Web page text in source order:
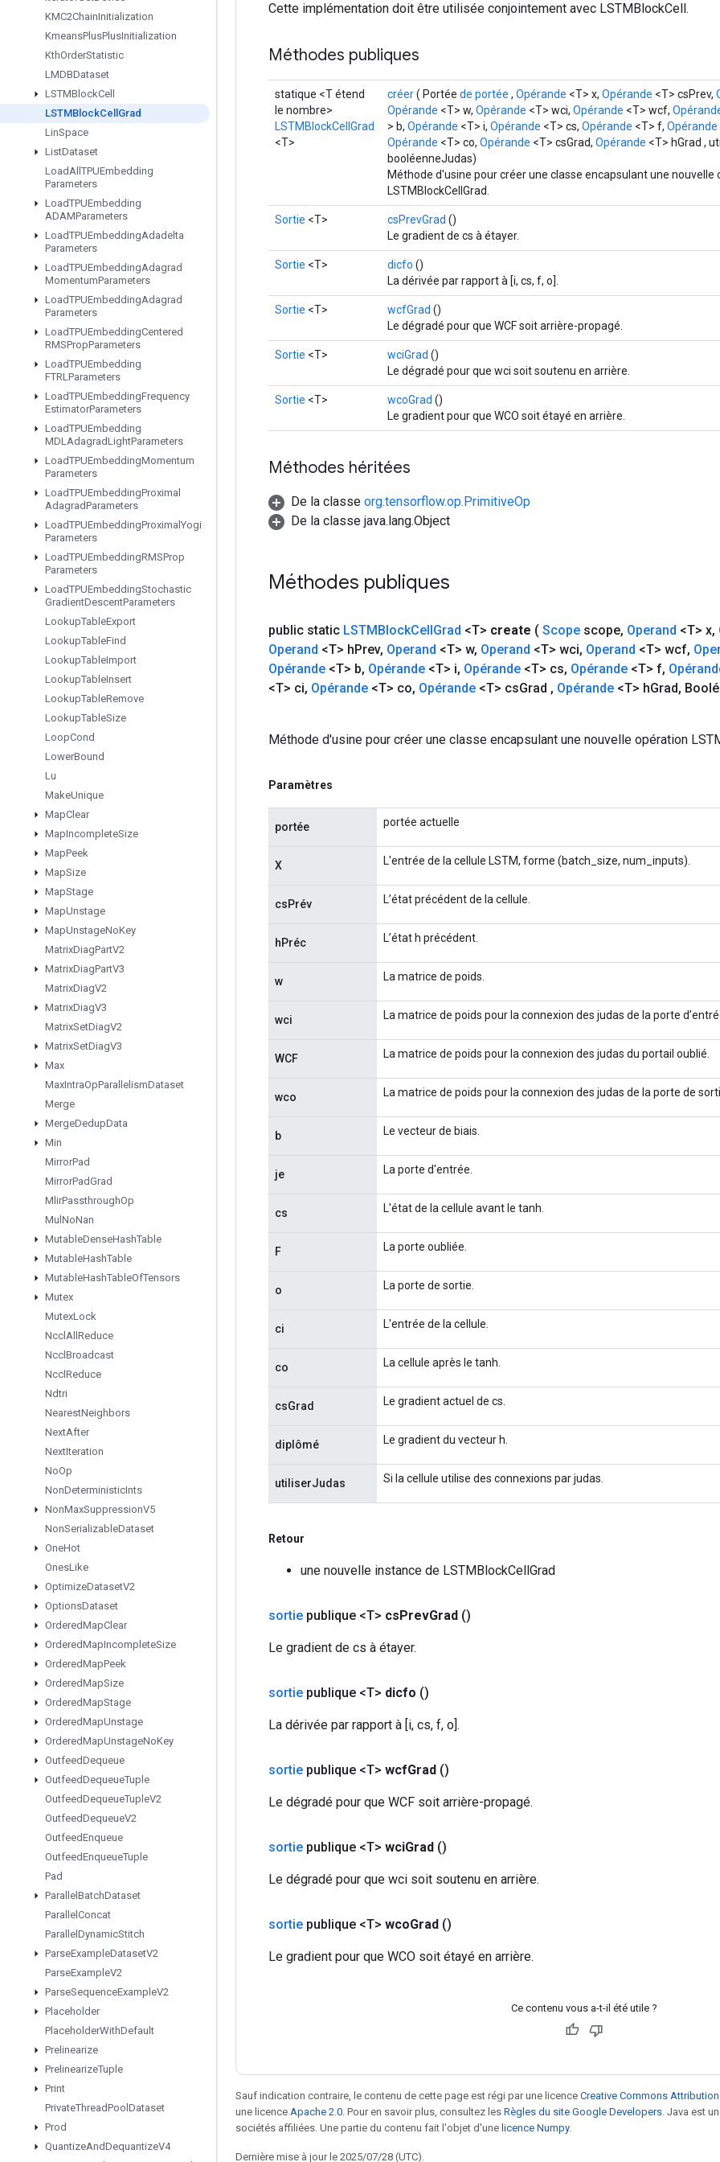
KMC2ChainInitialization
KmeansPlusPlusInitialization
KthOrderStatistic
LMDBDataset
LSTMBlockCell
LSTMBlockCell Grad
LinSpace
ListDataset
LoadAll TPUEmbedding
Parameters
LoadTPUEmbedding
ADAMParameters
LoadTPUEmbeddingAdadelta
Parameters
LoadTPUEmbeddingAdagrad
MomentumParameters
LoadTPUEmbeddingAdagrad
Parameters
LoadTPUEmbeddingCentered
RMSPropParameters
LoadTPUEmbedding
FTRLParameters
LoadTPUEmbeddingFrequency
EstimatorParameters
LoadTPUEmbedding
MDLAdagradLightParameters
LoadTPUEmbeddingMomentum
Parameters
LoadTPUEmbeddingProximal
AdagradParameters
LoadTPUEmbeddingProximal Yogi
Parameters
LoadTPUEmbeddingRMSProp
Parameters
LoadTPUEmbeddingStochastic
GradientDescentParameters
LookupTableExport
LookupTableFind
LookupTableImport
LookupTableInsert
LookupTableRemove
LookupTableSize
LoopCond
LowerBound
Lu
MakeUnique
MapClear
MapIncompleteSize
MapPeek
MapSize
MapStage
MapUnstage
MapUnstageNoKey
MatrixDiagPartV2
MatrixDiagPartV3
MatrixDiagV2
MatrixDiagV3
MatrixSetDiagV2
MatrixSetDiagV3
Max
MaxIntraOpParallelismDataset
Merge
MergeDedupData
Min
MirrorPad
MirrorPadGrad
MlirPassthroughOp
Mul NoNan
MutableDenseHashTable
MutableHashTable
MutableHashTableOfTensors
Mutex
MutexLock
Nccl All Reduce
Nccl Broadcast
Nccl Reduce
Ndtri
NearestNeighbors
NextAfter
NextIteration
NoOp
NonDeterministicInts
NonMaxSuppressionV5
NonSerializableDataset
OneHot
OnesLike
OptimizeDatasetV2
OptionsDataset
OrderedMapClear
OrderedMapIncompleteSize
OrderedMapPeek
OrderedMapSize
OrderedMapStage
OrderedMapUnstage
OrderedMapUnstageNoKey
OutfeedDequeue
OutfeedDequeueTuple
OutfeedDequeueTupleV2
OutfeedDequeueV2
OutfeedEnqueue
OutfeedEnqueueTuple
Pad
Parallel BatchDataset
Parallel Concat
Parallel DynamicStitch
ParseExampleDatasetV2
ParseExampleV2
ParseSequenceExampleV2
Placeholder
PlaceholderWithDefault
Prelinearize
PrelinearizeTuple
Print
PrivateThreadPool Dataset
Prod
QuantizeAndDequantizeV4
Cette implémentation doit être utilisée conjointement avec LSTMBlockCell.
Méthodes publiques
statique <T étend
le nombre>
LSTMBlockCellGrad
<T>
créer( Portée de portée , Opérande <T> x, Opérande <T> csPrev,
Opérande <T> w, Opérande <T> wci, Opérande <T> wcf,
> b, Opérande <T> i, Opérande <T> cs, Opérande <T> f, Opérande
Opérande <T> co, Opérande <T> csGrad, Opérande <T> hGrad ,
booléenneJudas)
Méthode d'usine pour créer une classe encapsulant une nouvelle
LSTMBlockCellGrad.
Sortie <T> csPrevGrad ()
Le gradient de cs à étayer.
Sortie <T> dicfo ()
La dérivée par rapport à [i, cs, f, o].
Sortie <T> wcfGrad ()
Le dégradé pour que WCF soit arrière-propagé.
Sortie <T> wciGrad ()
Le dégradé pour que wci soit soutenu en arrière.
Sortie <T> wcoGrad ()
Le gradient pour que WCO soit étayé en arrière.
Méthodes héritées
De la classe org.tensorflow.op.PrimitiveOp
De la classe java.lang.Object
Méthodes publiques
public static LSTMBlockCellGrad <T> create ( Scope scope, Operand <T> x,
Operand <T> hPrev, Operand <T> w, Operand <T> wci, Operand <T> wcf,
Opérande <T> b, Opérande <T> i, Opérande <T> cs, Opérande <T> f,
<T> ci, Opérande <T> co, Opérande <T> csGrad , Opérande <T> hGrad,
Méthode d'usine pour créer une classe encapsulant une nouvelle opération
Paramètres
portée portée actuelle
X L'entrée de la cellule LSTM, forme (batch_size, num_inputs).
csPrév L’état précédent de la cellule.
hPréc L’état h précédent.
w La matrice de poids.
wci La matrice de poids pour la connexion des judas de la porte
WCF La matrice de poids pour la connexion des judas du portail oublié.
wco La matrice de poids pour la connexion des judas de la porte de
b Le vecteur de biais.
je La porte d'entrée.
cs L'état de la cellule avant le tanh.
F La porte oubliée.
o La porte de sortie.
ci L'entrée de la cellule.
co La cellule après le tanh.
csGrad Le gradient actuel de cs.
diplômé Le gradient du vecteur h.
utiliserJudas Si la cellule utilise des connexions par judas.
Retour
une nouvelle instance de LSTMBlockCellGrad
sortie publique <T> csPrevGrad ()
Le gradient de cs à étayer.
sortie publique <T> dicfo ()
La dérivée par rapport à [i, cs, f, o].
sortie publique <T> wcfGrad ()
Le dégradé pour que WCF soit arrière-propagé.
sortie publique <T> wciGrad ()
Le dégradé pour que wci soit soutenu en arrière.
sortie publique <T> wcoGrad ()
Le gradient pour que WCO soit étayé en arrière.
Ce contenu vous a-t-il été utile ?
Sauf indication contraire, le contenu de cette page est régi par une licence Creative Commons
une licence Apache 2.0 . Pour en savoir plus, consultez les Règles du site Google Developers . Java est
sociétés affiliées. Une partie du contenu fait l'objet d'une licence Numpy.
Dernière mise à jour le 2025/07/28 (UTC).